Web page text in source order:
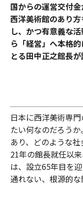
国からの運営交付
西洋美術館のあり
し、かつ有意義な
ら「経営」へ本格
とる田中正之館長が
日本に西洋美術専
たい何なのだろう
あり、どのような
21年の館長就任以
は、設立65年目を
通れない、根源的な